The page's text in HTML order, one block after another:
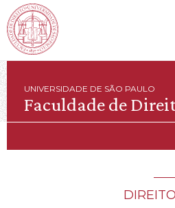
UNIVERSIDADE DE SÃO PAULO
Faculdade de